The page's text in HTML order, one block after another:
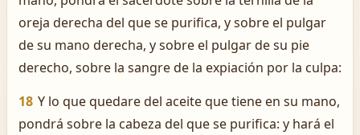
oreja derecha del que se purifica, y sobre el pulgar
de su mano derecha, y sobre el pulgar de su pie
derecho, sobre la sangre de la expiación por la culpa:
18 Y lo que quedare del aceite que tiene en su mano,
pondrá sobre la cabeza del que se purifica: y hará el